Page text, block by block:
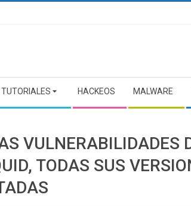
TUTORIALES HACKEOS MALWARE
VULNERABILIDADES
TODAS SUS